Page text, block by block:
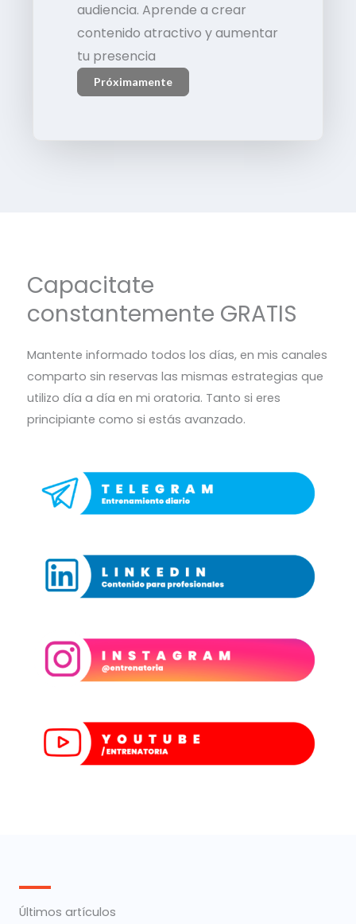
audiencia. Aprende a crear
contenido atractivo y aumentar
tu presencia
Próximamente
Capacitate
constantemente GRATIS
Mantente informado todos los días, en mis canales
comparto sin reservas las mismas estrategias que
utilizo día a día en mi oratoria. Tanto si eres
principiante como si estás avanzado.
Últimos artículos